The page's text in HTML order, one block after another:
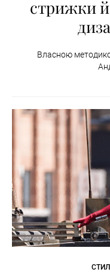
стрижки й
Власною